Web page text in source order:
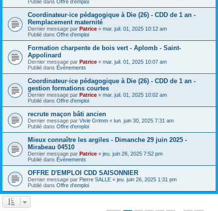
Publié dans Offre d'emploi
Coordinateur·ice pédagogique à Die (26) - CDD de 1 an -
Remplacement maternité
Dernier message par Patrice « mar. juil. 01, 2025 10:12 am
Publié dans Offre d'emploi
Formation charpente de bois vert - Aplomb - Saint-
Appolinard
Dernier message par Patrice « mar. juil. 01, 2025 10:07 am
Publié dans Évènements
Coordinateur·ice pédagogique à Die (26) - CDD de 1 an -
gestion formations courtes
Dernier message par Patrice « mar. juil. 01, 2025 10:02 am
Publié dans Offre d'emploi
recrute maçon bâti ancien
Dernier message par Vivie Grimm « lun. juin 30, 2025 7:31 am
Publié dans Offre d'emploi
Mieux connaître les argiles - Dimanche 29 juin 2025 -
Mirabeau 04510
Dernier message par Patrice « jeu. juin 26, 2025 7:52 pm
Publié dans Évènements
OFFRE D'EMPLOI CDD SAISONNIER
Dernier message par Pierre SALLE « jeu. juin 26, 2025 1:31 pm
Publié dans Offre d'emploi